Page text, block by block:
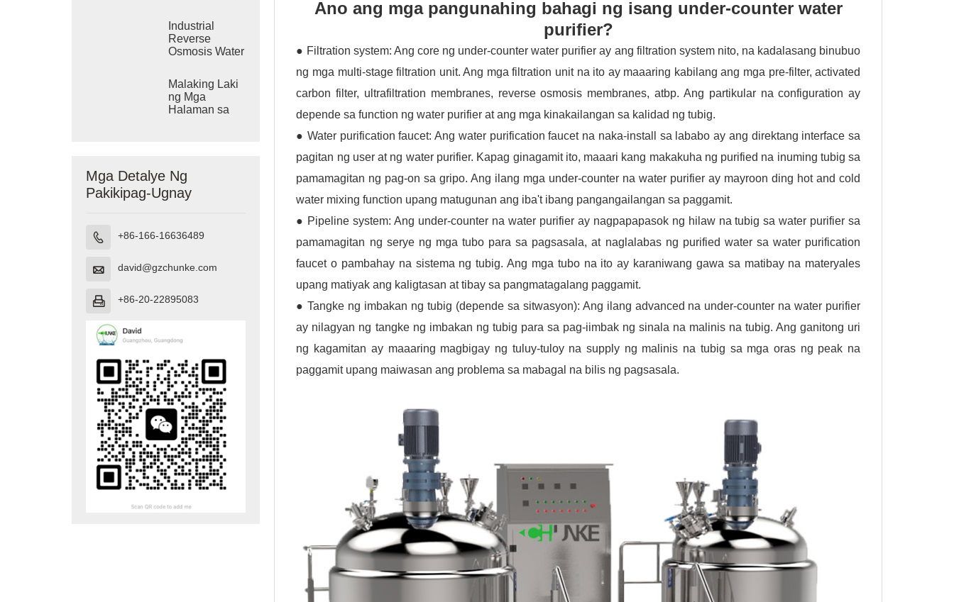
Industrial
Reverse
Osmosis Water
System
Malaking Laki
ng Mga
Halaman sa
Mga Detalye Ng
Pakikipag-Ugnay
 +86-166-16636489
 david@gzchunke.com
 +86-20-22895083
Ano ang mga pangunahing bahagi ng isang under-counter water
purifier?
● Filtration system: Ang core ng under-counter water purifier ay ang filtration system nito, na kadalasang binubuo
ng mga multi-stage filtration unit. Ang mga filtration unit na ito ay maaaring kabilang ang mga pre-filter, activated
carbon filter, ultrafiltration membranes, reverse osmosis membranes, atbp. Ang partikular na configuration ay
depende sa function ng water purifier at ang mga kinakailangan sa kalidad ng tubig.
● Water purification faucet: Ang water purification faucet na naka-install sa lababo ay ang direktang interface sa
pagitan ng user at ng water purifier. Kapag ginagamit ito, maaari kang makakuha ng purified na inuming tubig sa
pamamagitan ng pag-on sa gripo. Ang ilang mga under-counter na water purifier ay mayroon ding hot and cold
water mixing function upang matugunan ang iba't ibang pangangailangan sa paggamit.
● Pipeline system: Ang under-counter na water purifier ay nagpapapasok ng hilaw na tubig sa water purifier sa
pamamagitan ng serye ng mga tubo para sa pagsasala, at naglalabas ng purified water sa water purification
faucet o pambahay na sistema ng tubig. Ang mga tubo na ito ay karaniwang gawa sa matibay na materyales
upang matiyak ang kaligtasan at tibay sa pangmatagalang paggamit.
● Tangke ng imbakan ng tubig (depende sa sitwasyon): Ang ilang advanced na under-counter na water purifier
ay nilagyan ng tangke ng imbakan ng tubig para sa pag-iimbak ng sinala na malinis na tubig. Ang ganitong uri
ng kagamitan ay maaaring magbigay ng tuluy-tuloy na supply ng malinis na tubig sa mga oras ng peak na
paggamit upang maiwasan ang problema sa mabagal na bilis ng pagsasala.